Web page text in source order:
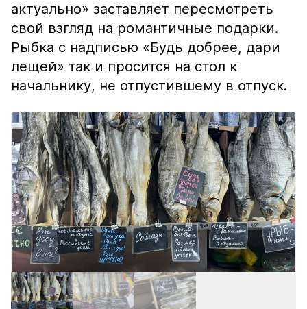
актуально» заставляет пересмотреть
свой взгляд на романтичные подарки.
Рыбка с надписью «Будь добрее, дари
лещей» так и просится на стол к
начальнику, не отпустившему в отпуск.